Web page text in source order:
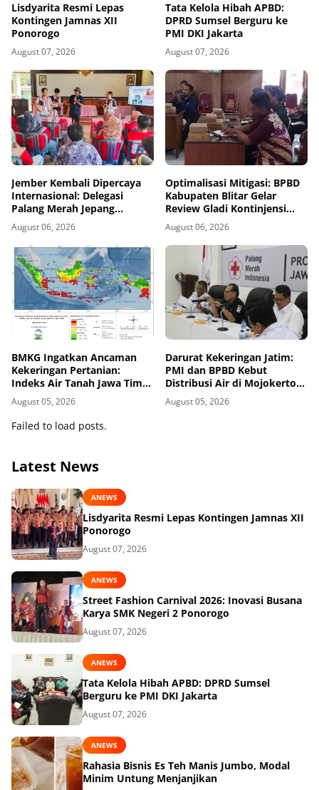
Lisdyarita Resmi Lepas
Kontingen Jamnas XII
Ponorogo
August 07, 2026
Tata Kelola Hibah APBD:
DPRD Sumsel Berguru ke
PMI DKI Jakarta
August 07, 2026
Jember Kembali Dipercaya
Internasional: Delegasi
Palang Merah Jepang
Perkuat Kesiapsiagaan
Bencana di Kawasan Pesisir
dan Sekolah
August 06, 2026
Optimalisasi Mitigasi: BPBD
Kabupaten Blitar Gelar
Review Gladi Kontinjensi
Erupsi Gunung Kelud
August 06, 2026
BMKG Ingatkan Ancaman
Kekeringan Pertanian:
Indeks Air Tanah Jawa Timur
Agustus 2026 Masuk
Kategori Kurang
August 05, 2026
Darurat Kekeringan Jatim:
PMI dan BPBD Kebut
Distribusi Air di Mojokerto-
Pasuruan
August 05, 2026
Failed to load posts.
Latest News
ANEWS
Lisdyarita Resmi Lepas Kontingen Jamnas XII
Ponorogo
August 07, 2026
ANEWS
Street Fashion Carnival 2026: Inovasi Busana
Karya SMK Negeri 2 Ponorogo
August 07, 2026
ANEWS
Tata Kelola Hibah APBD: DPRD Sumsel
Berguru ke PMI DKI Jakarta
August 07, 2026
ANEWS
Rahasia Bisnis Es Teh Manis Jumbo, Modal
Minim Untung Menjanjikan